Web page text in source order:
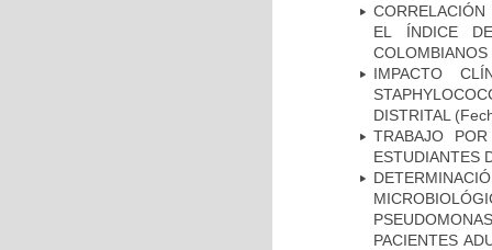
EL ÍNDICE DE
IMPACTO
DISTRITAL
TRABAJO
ESTUDIANTES
PACIENTES